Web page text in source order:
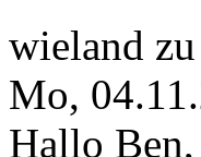
wieland zu
Mo,
Hallo